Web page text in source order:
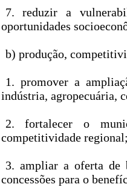
7. reduzir a
oportunidades
b) produção,
1. promover a
indústria, agropecuária,
2. fortalecer o
competitividade regional;
3. ampliar a oferta de
concessões para o